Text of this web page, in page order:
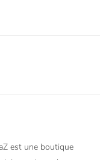
est une boutique